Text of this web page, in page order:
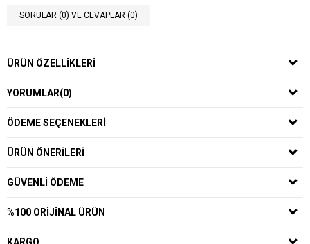
SORULAR (0) VE CEVAPLAR (0)
ÜRÜN ÖZELLIKLERI
YORUMLAR(0)
ÖDEME SEÇENEKLERI
ÜRÜN ÖNERILERI
GÜVENLI ÖDEME
%100 ORIJINAL ÜRÜN